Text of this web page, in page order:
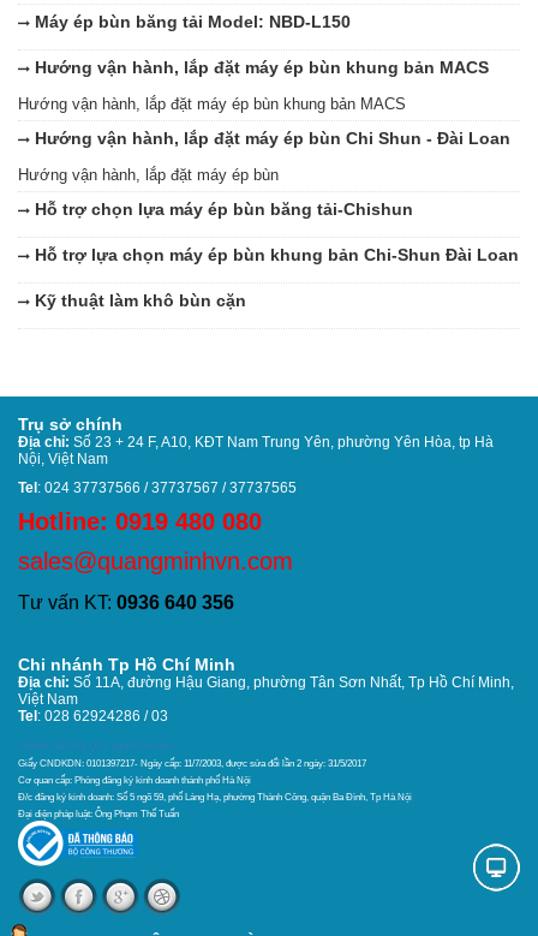
Máy ép bùn băng tải Model: NBD-L150
Hướng vận hành, lắp đặt máy ép bùn khung bản MACS
Hướng vận hành, lắp đặt máy ép bùn khung bản MACS
Hướng vận hành, lắp đặt máy ép bùn Chi Shun - Đài Loan
Hướng vận hành, lắp đặt máy ép bùn
Hỗ trợ chọn lựa máy ép bùn băng tải-Chishun
Hỗ trợ lựa chọn máy ép bùn khung bản Chi-Shun Đài Loan
Kỹ thuật làm khô bùn cặn
Trụ sở chính
Địa chỉ: Số 23 + 24 F, A10, KĐT Nam Trung Yên, phường Yên Hòa, tp Hà
Nội, Việt Nam
Tel : 024 37737566 / 37737567 / 37737565
Hotline: 0919 480 080
sales@quangminhvn.com
Tư vấn KT: 0936 640 356
Chi nhánh Tp Hồ Chí Minh
Địa chỉ: Số 11A, đường Hậu Giang, phường Tân Sơn Nhất, Tp Hồ Chí Minh,
Việt Nam
Tel : 028 62924286 / 03
CHÍNH SÁCH & QUY ĐỊNH CHUNG
Giấy CNDKDN: 0101397217- Ngày cấp: 11/7/2003, được sửa đổi lần 2 ngày: 31/5/2017
Cơ quan cấp: Phòng đăng ký kinh doanh thánh phố Hà Nội
Đ/c đăng ký kinh doanh: Số 5 ngõ 59, phố Láng Hạ, phường Thành Công, quận Ba Đình, Tp Hà Nội
Đại diện pháp luật: Ông Phạm Thế Tuấn